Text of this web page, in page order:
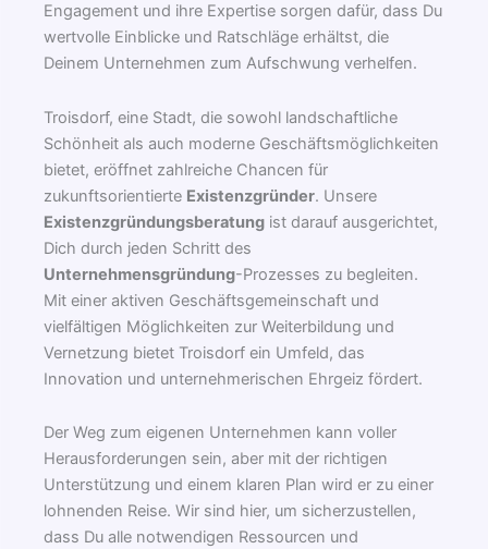
Engagement und ihre Expertise sorgen dafür, dass Du
wertvolle Einblicke und Ratschläge erhältst, die
Deinem Unternehmen zum Aufschwung verhelfen.
Troisdorf, eine Stadt, die sowohl landschaftliche
Schönheit als auch moderne Geschäftsmöglichkeiten
bietet, eröffnet zahlreiche Chancen für
zukunftsorientierte Existenzgründer. Unsere
Existenzgründungsberatung ist darauf ausgerichtet,
Dich durch jeden Schritt des
Unternehmensgründung-Prozesses zu begleiten.
Mit einer aktiven Geschäftsgemeinschaft und
vielfältigen Möglichkeiten zur Weiterbildung und
Vernetzung bietet Troisdorf ein Umfeld, das
Innovation und unternehmerischen Ehrgeiz fördert.
Der Weg zum eigenen Unternehmen kann voller
Herausforderungen sein, aber mit der richtigen
Unterstützung und einem klaren Plan wird er zu einer
lohnenden Reise. Wir sind hier, um sicherzustellen,
dass Du alle notwendigen Ressourcen und